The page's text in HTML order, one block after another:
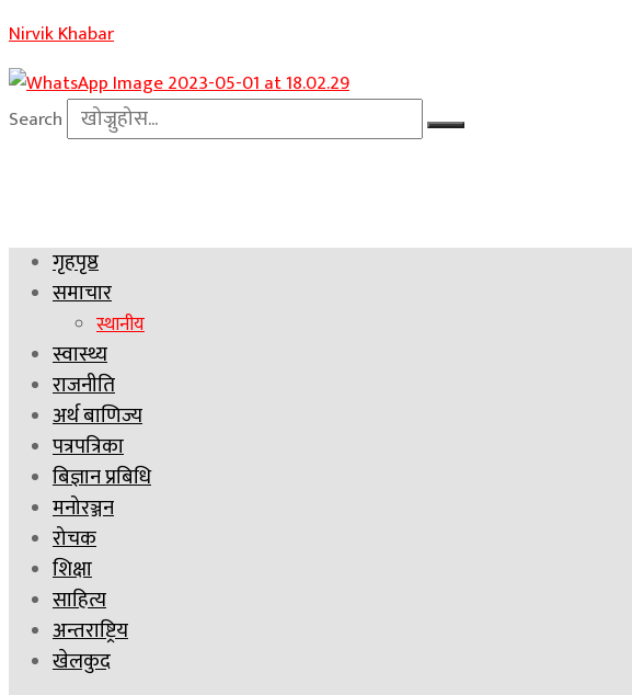
Nirvik Khabar
Search
गृहपृष्ठ
समाचार
स्थानीय
स्वास्थ्य
राजनीति
अर्थ बाणिज्य
पत्रपत्रिका
बिज्ञान प्रबिधि
मनोरञ्जन
रोचक
शिक्षा
साहित्य
अन्तराष्ट्रिय
खेलकुद